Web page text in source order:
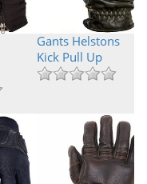
Gants Helstons
Kick Pull Up